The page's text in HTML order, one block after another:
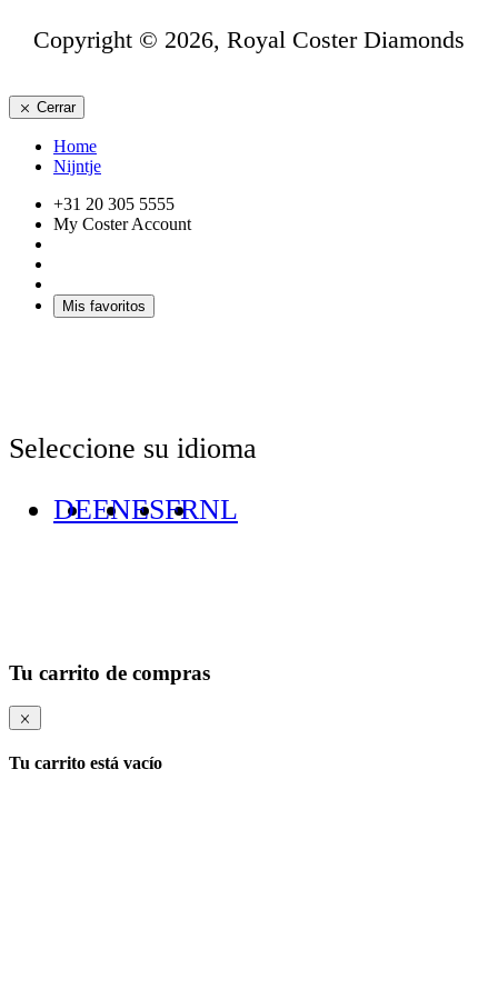
Copyright © 2026, Royal Coster Diamonds
Cerrar
Home
Nijntje
+31 20 305 5555
My Coster Account
Mis favoritos
Seleccione su idioma
DEENESFRNL
Tu carrito de compras
Tu carrito está vacío